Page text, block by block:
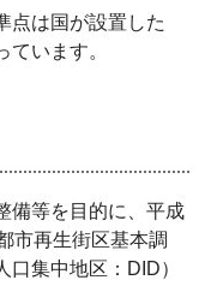
点は国が設置した
います。
備等を目的に、平成
市再生街区基本調
集中地区：DID）